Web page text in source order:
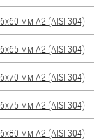
мм А2 (AISI 304)
мм А2 (AISI 304)
мм А2 (AISI 304)
мм А2 (AISI 304)
мм А2 (AISI 304)